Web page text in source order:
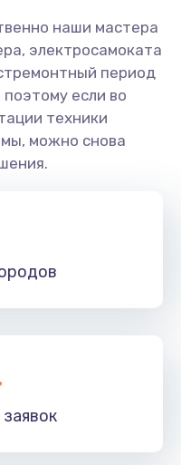
наши мастера
электросамоката
период
если во
техники
можно снова
заявок